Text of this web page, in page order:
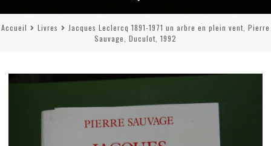
Accueil Livres
Jacques Leclercq 1891-1971 un arbre en plein vent, Pierre
Sauvage, Duculot, 1992